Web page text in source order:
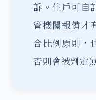
訴。住戶可自
管機關報備才
合比例原則，
否則會被判定